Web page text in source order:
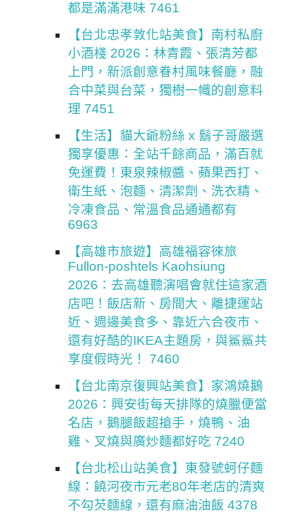
都是滿滿港味 7461
【台北忠孝敦化站美食】南村私廚
小酒棧 2026：林青霞、張清芳都
上門，新派創意眷村風味餐廳，融
合中菜與台菜，獨樹一幟的創意料
理 7451
【生活】貓大爺粉絲 x 鬍子哥嚴選
獨享優惠：全站千餘商品，滿百就
免運費！東泉辣椒醬、蘋果西打、
衛生紙、泡麵、清潔劑、洗衣精、
冷凍食品、常溫食品通通都有
6963
【高雄市旅遊】高雄福容徠旅
Fullon-poshtels Kaohsiung
2026：去高雄聽演唱會就住這家酒
店吧！飯店新、房間大、離捷運站
近、週邊美食多、靠近六合夜市、
還有好酷的IKEA主題房，與鯊鯊共
享度假時光！ 7460
【台北南京復興站美食】家鴻燒鵝
2026：興安街每天排隊的燒臘便當
名店，鵝腿飯超搶手，燒鴨、油
雞、叉燒與廣炒麵都好吃 7240
【台北松山站美食】東發號蚵仔麵
線：饒河夜市元老80年老店的清爽
不勾芡麵線，還有麻油油飯 4378